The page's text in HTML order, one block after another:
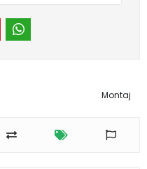
Montaj